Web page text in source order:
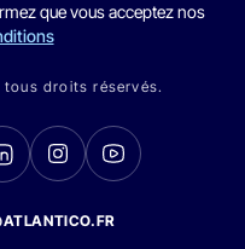
que vous acceptez nos
droits réservés.